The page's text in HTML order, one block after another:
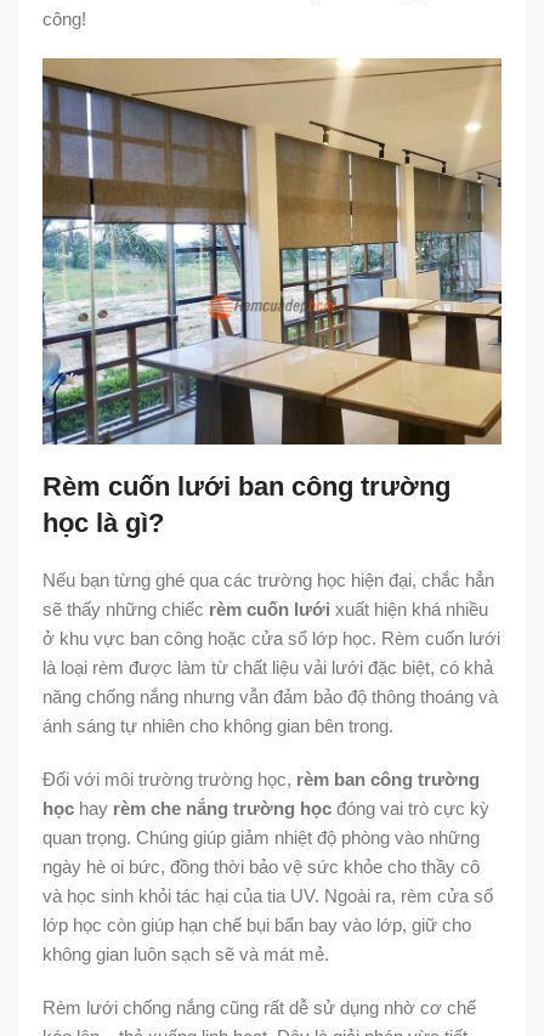
công!
Rèm cuốn lưới ban công trường
học là gì?
Nếu bạn từng ghé qua các trường học hiện đại, chắc hẳn
sẽ thấy những chiếc rèm cuốn lưới xuất hiện khá nhiều
ở khu vực ban công hoặc cửa sổ lớp học. Rèm cuốn lưới
là loại rèm được làm từ chất liệu vải lưới đặc biệt, có khả
năng chống nắng nhưng vẫn đảm bảo độ thông thoáng và
ánh sáng tự nhiên cho không gian bên trong.
Đối với môi trường trường học, rèm ban công trường
học hay rèm che nắng trường học đóng vai trò cực kỳ
quan trọng. Chúng giúp giảm nhiệt độ phòng vào những
ngày hè oi bức, đồng thời bảo vệ sức khỏe cho thầy cô
và học sinh khỏi tác hại của tia UV. Ngoài ra, rèm cửa sổ
lớp học còn giúp hạn chế bụi bẩn bay vào lớp, giữ cho
không gian luôn sạch sẽ và mát mẻ.
Rèm lưới chống nắng cũng rất dễ sử dụng nhờ cơ chế